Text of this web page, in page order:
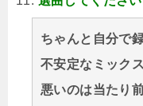
ちゃんと自分で
不安定なミック
悪いのは当たり前